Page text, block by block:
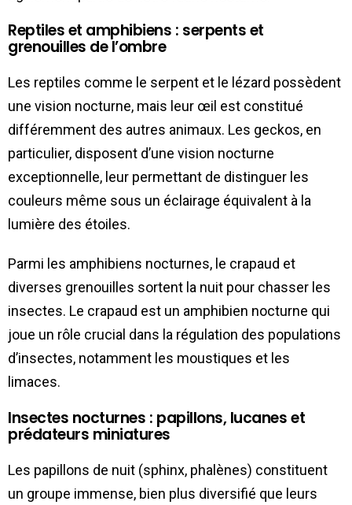
Reptiles et amphibiens : serpents et
grenouilles de l’ombre
Les reptiles comme le serpent et le lézard possèdent
une vision nocturne, mais leur œil est constitué
différemment des autres animaux. Les geckos, en
particulier, disposent d’une vision nocturne
exceptionnelle, leur permettant de distinguer les
couleurs même sous un éclairage équivalent à la
lumière des étoiles.
Parmi les amphibiens nocturnes, le crapaud et
diverses grenouilles sortent la nuit pour chasser les
insectes. Le crapaud est un amphibien nocturne qui
joue un rôle crucial dans la régulation des populations
d’insectes, notamment les moustiques et les
limaces.
Insectes nocturnes : papillons, lucanes et
prédateurs miniatures
Les papillons de nuit (sphinx, phalènes) constituent
un groupe immense, bien plus diversifié que leurs